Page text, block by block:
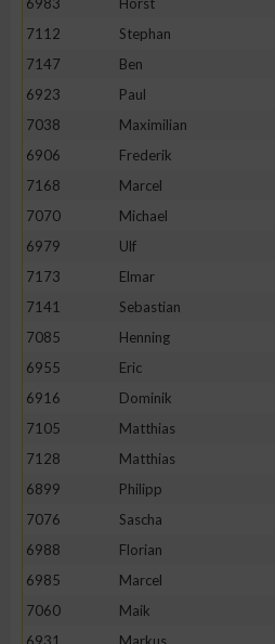
7112
Stephan
7147
Ben
6923
Paul
7038
Maximilian
6906
Frederik
7168
Marcel
7070
Michael
6979
Ulf
7173
Elmar
7141
Sebastian
7085
Henning
6955
Eric
6916
Dominik
7105
Matthias
7128
Matthias
6899
Philipp
7076
Sascha
6988
Florian
6985
Marcel
7060
Maik
Erstellung von Profilen zur
Messung der Werbeleistung
Messung der Performance von
Analyse von Zielgruppen durch
Entwicklung und Verbesserung
IAB-Besonderheiten:
Geräte anhand von aktiv